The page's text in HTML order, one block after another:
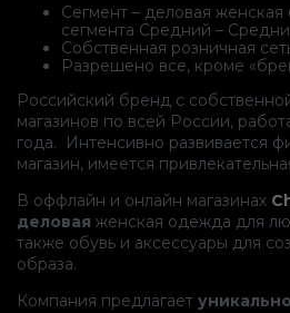
Сегмент – деловая
сегмента Средний –
Собственная розничная
Разрешено все, кроме
Российский бренд с
магазинов по всей России,
года. Интенсивно развивается
магазин, имеется
В оффлайн и онлайн магазинах
деловая женская одежда для
также обувь и аксессуары для
образа.
Компания предлагает